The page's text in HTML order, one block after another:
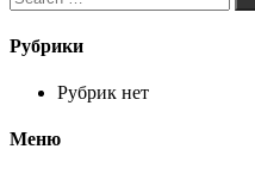
Рубрики
Рубрик нет
Меню